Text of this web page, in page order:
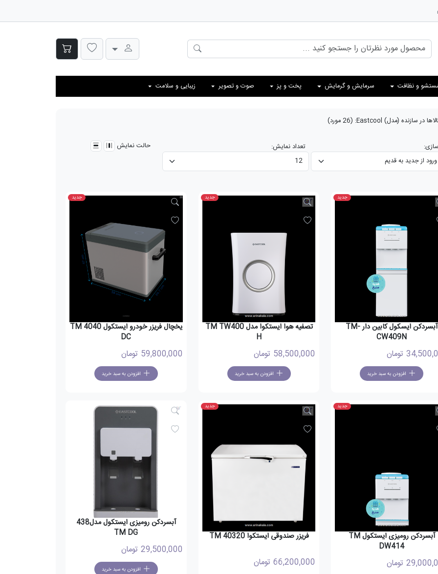
و نظافت سرمایش و گرمایش پخت و پز صوت و تصویر زیبایی و سلامت
در سازنده (مدل) Eastcool
: (26 مورد)
تعداد نمایش: حالت نمایش
جدید
آبسردکن ایسکول کابین دار TM-
CW409N
تومان
افزودن به سبد خرید
جدید
تصفیه هوا ایستکوا مدل TM TW400
H
58,500,000 تومان
افزودن به سبد خرید
جدید
یخچال فریزر خودرو ایستکول TM 4040
DC
59,800,000 تومان
افزودن به سبد خرید
جدید
آبسردکن رومیزی ایستکول TM
DW414
تومان
جدید
فریزر صندوقی ایستکوا TM 40320
66,200,000تومان
آبسردکن رومیزی ایستکول مدل438
TM DG
29,500,000 تومان
افزودن به سبد خرید